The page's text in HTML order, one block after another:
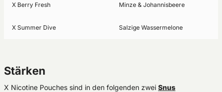
X Berry Fresh Minze & Johannisbeere
X Summer Dive Salzige Wassermelone
Stärken
X Nicotine Pouches sind in den folgenden zwei Snus